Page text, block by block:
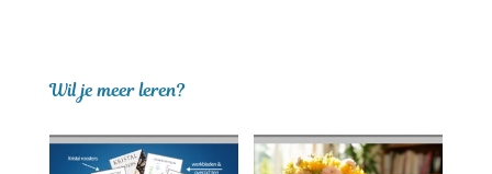
Wil je meer leren?